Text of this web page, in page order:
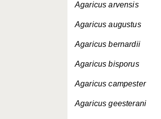
Agaricus arvensis
Agaricus augustus
Agaricus bernardii
Agaricus bisporus
Agaricus campester
Agaricus geesterani